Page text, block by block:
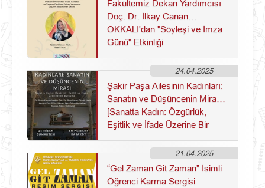
Fakültemiz Dekan Yardımcısı
Doç. Dr. İlkay Canan
OKKALI'dan "Söyleşi ve İmza
Günü" Etkinliği
24.04.2025
Şakir Paşa Ailesinin Kadınları:
Sanatın ve Düşüncenin Mirası
[Sanatta Kadın: Özgürlük,
Eşitlik ve İfade Üzerine Bir
21.04.2025
“Gel Zaman Git Zaman” İsimli
Öğrenci Karma Sergisi